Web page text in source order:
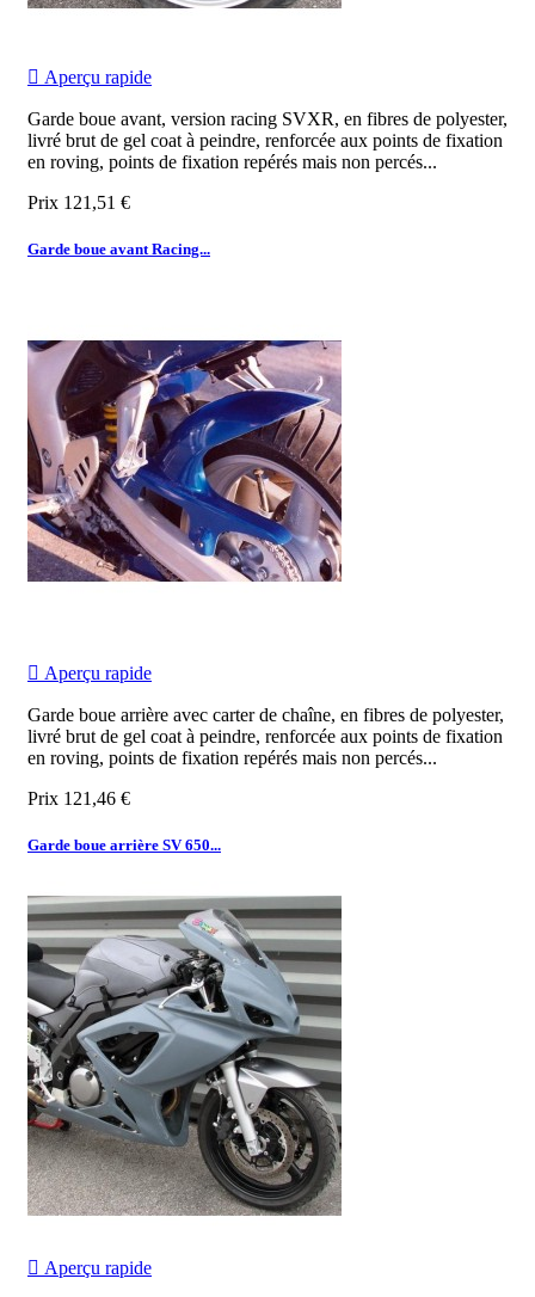
 Aperçu rapide
Garde boue avant, version racing SVXR, en fibres de polyester,
livré brut de gel coat à peindre, renforcée aux points de fixation
en roving, points de fixation repérés mais non percés...
Prix 121,51 €
Garde boue avant Racing...
 Aperçu rapide
Garde boue arrière avec carter de chaîne, en fibres de polyester,
livré brut de gel coat à peindre, renforcée aux points de fixation
en roving, points de fixation repérés mais non percés...
Prix 121,46 €
Garde boue arrière SV 650...
 Aperçu rapide